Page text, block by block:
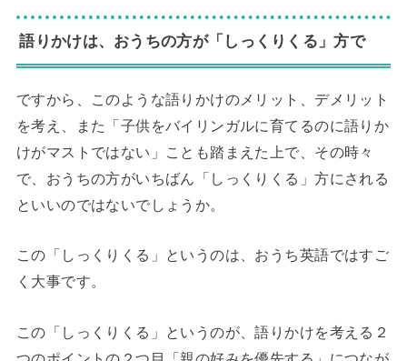
語りかけは、おうちの方が「しっくりくる」方で
ですから、このような語りかけのメリット、デメリット
を考え、また「子供をバイリンガルに育てるのに語りか
けがマストではない」ことも踏まえた上で、その時々
で、おうちの方がいちばん「しっくりくる」方にされる
といいのではないでしょうか。
この「しっくりくる」というのは、おうち英語ではすご
く大事です。
この「しっくりくる」というのが、語りかけを考える２